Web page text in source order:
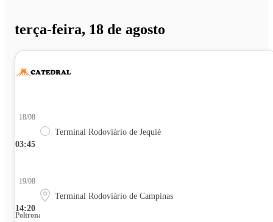
terça-feira, 18 de agosto
03:45
18/08
Terminal Rodoviário de Jequié
14:20
19/08
Terminal Rodoviário de Campinas
Poltrona